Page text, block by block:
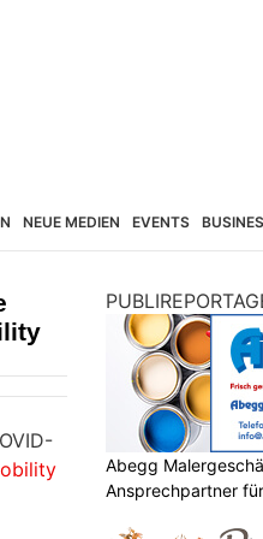
NEUE MEDIEN EVENTS
Abegg
Ansprechpartner